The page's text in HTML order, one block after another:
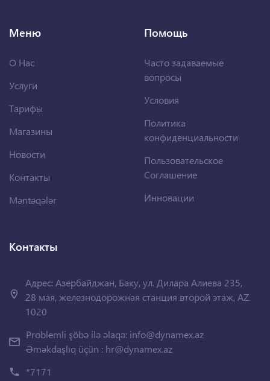
Меню
О Нас
Услуги
Тарифы
Магазины
Новости
Контакты
Məntəqələr
Помощь
Часто задаваемые
вопросы
Условия
Политика
конфиденциальности
Пользовательское
Соглашение
Инновации
Контакты
Адрес: Азербайджан, Баку, ул. Дилара Алиева 235,
28 мая, железнодорожная станция второй этаж, AZ
1020
Problemli şöbə ilə əlaqə: info@dynamex.az
Əməkdaşlıq üçün : hr@dynamex.az
*7171